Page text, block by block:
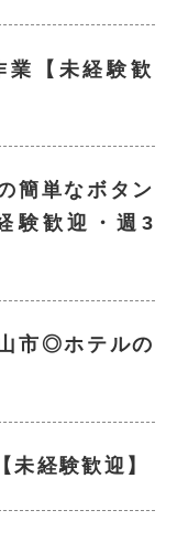
業【未経験歓
簡単なボタン
験歓迎・週3
市◎ホテルの
未経験歓迎】